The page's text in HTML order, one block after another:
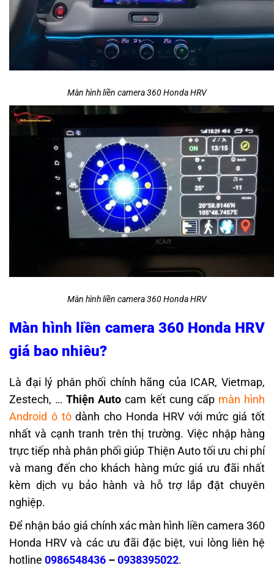
Màn hình liền camera 360 Honda HRV
Màn hình liền camera 360 Honda HRV
Màn hình liền camera 360 Honda HRV
giá bao nhiêu?
Là đại lý phân phối chính hãng của ICAR, Vietmap,
Zestech, …Thiện Auto cam kết cung cấp màn hình
Android ô tôdành cho Honda HRV với mức giá tốt
nhất và cạnh tranh trên thị trường. Việc nhập hàng
trực tiếp nhà phân phối giúp Thiện Auto tối ưu chi phí
và mang đến cho khách hàng mức giá ưu đãi nhất
kèm dịch vụ bảo hành và hỗ trợ lắp đặt chuyên
nghiệp.
Để nhận báo giá chính xác màn hình liền camera 360
Honda HRV và các ưu đãi đặc biệt, vui lòng liên hệ
hotline 0986548436 –0938395022.